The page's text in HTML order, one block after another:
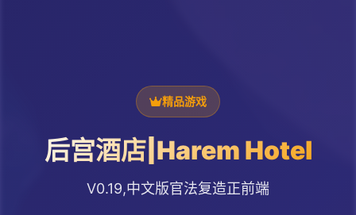
精品游戏
后宫酒店|Harem Hotel
V0.19,中文版官法复造正前端